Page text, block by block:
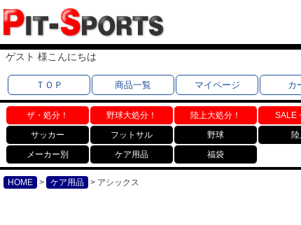
ゲスト 様こんにちは
ＴＯＰ 商品一覧 マイページ カ
ザ・処分！ 野球大処分！ 陸上大処分！
SALE
サッカー
フットサル 野球
メーカー別
ケア用品 福袋
HOME ケア用品 アシックス